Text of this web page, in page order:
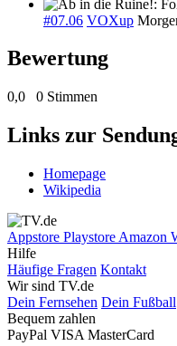
#07.06 VOXup
Bewertung
0,0 0 Stimmen
Links zur
Homepage
Wikipedia
Appstore Playstore Amazon
Hilfe
Häufige Fragen Kontakt
Wir sind TV.de
Dein Fernsehen Dein Fußball
Bequem zahlen
PayPal VISA MasterCard